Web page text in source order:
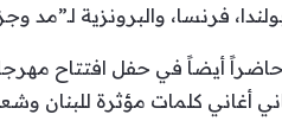
فرنسا، والبرونزية لـ”مد
أيضاً في حفل افتتاح
أغاني كلمات مؤثرة للبنان